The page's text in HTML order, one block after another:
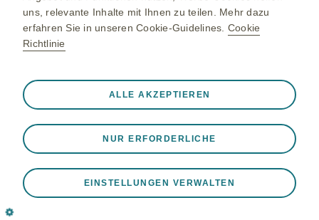
GlaxoSmithKline Pharma GmbH
1100 Wien
©GSK plc. All rights reserved.
NP-AT-ON-WCNT-260001 01/2026
uns, relevante Inhalte mit Ihnen zu teilen. Mehr dazu
erfahren Sie in unseren Cookie-Guidelines. Cookie
Richtlinie
❮
funktioniert, z. B. um Sitzungsdaten während eines
Website-Besuchs zu speichern, Cookie- und Tag-
zu gewährleisten. Darüber hinaus werden einige Cookies
als Reaktion auf von Ihnen vorgenommene Aktionen
NUR ERFORDERLICHE
EINSTELLUNGEN VERWALTEN
ALLE AKZEPTIEREN